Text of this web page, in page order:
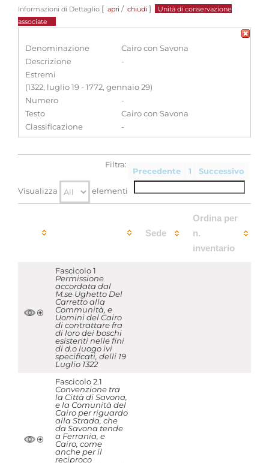
Informazioni di Dettaglio [ apri / chiudi ]
Unità di conservazione
associate
Denominazione
Cairo con Savona
Descrizione
-
Estremi
(1322, luglio 19 - 1772, gennaio 29)
Numero
-
Testo
Cairo con Savona
Classificazione
-
Precedente 1 Successivo
Visualizza elementi
Filtra:
Sede
Ordina per
n.
inventario
Fascicolo 1
Permissione
accordata dal
M.se Ughetto Del
Carretto alla
Communità, e
Uomini del Cairo
di contrattare fra
di loro dei boschi
esistenti nelle fini
di d.o luogo ivi
specificati, delli 19
Luglio 1322
Fascicolo 2.1
Convenzione tra
la Città di Savona,
e la Comunità del
Cairo per riguardo
alla Strada, che
da Savona tende
a Ferrania, e
Cairo, come
anche per il
reciproco